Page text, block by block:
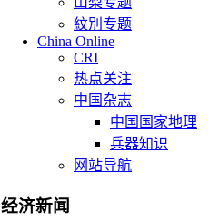
紋別专题
China Online
CRI
热点关注
中国杂志
中国国家地理
兵器知识
网站导航
经济新闻